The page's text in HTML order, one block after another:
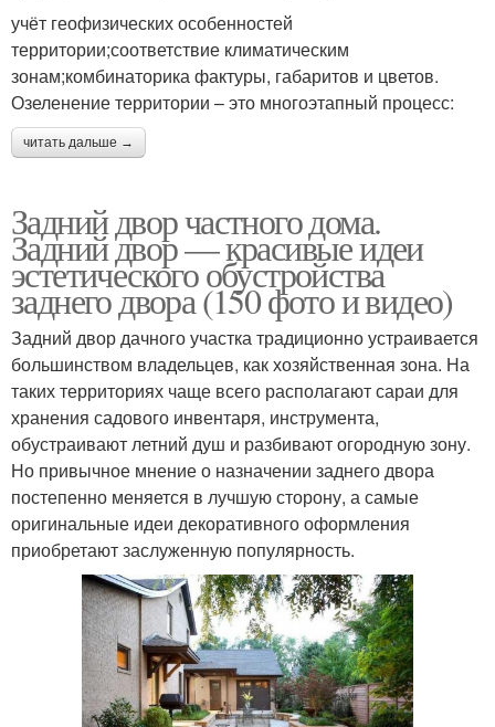
учёт геофизических особенностей
территории;соответствие климатическим
зонам;комбинаторика фактуры, габаритов и цветов.
Озеленение территории – это многоэтапный процесс:
читать дальше →
Задний двор частного дома.
Задний двор — красивые идеи
эстетического обустройства
заднего двора (150 фото и видео)
Задний двор дачного участка традиционно устраивается
большинством владельцев, как хозяйственная зона. На
таких территориях чаще всего располагают сараи для
хранения садового инвентаря, инструмента,
обустраивают летний душ и разбивают огородную зону.
Но привычное мнение о назначении заднего двора
постепенно меняется в лучшую сторону, а самые
оригинальные идеи декоративного оформления
приобретают заслуженную популярность.